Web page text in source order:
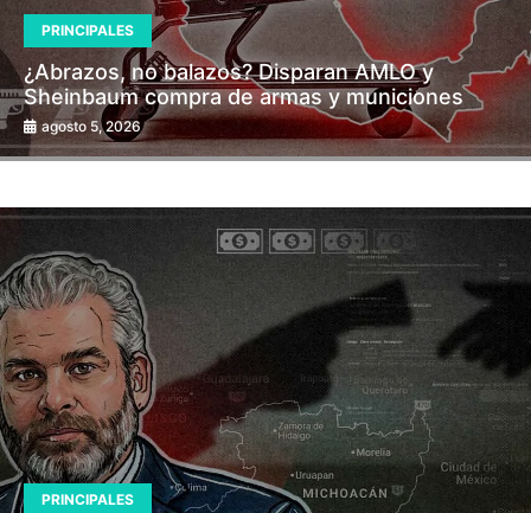
PRINCIPALES
¿Abrazos, no balazos? Disparan AMLO y
Sheinbaum compra de armas y municiones
agosto 5, 2026
PRINCIPALES